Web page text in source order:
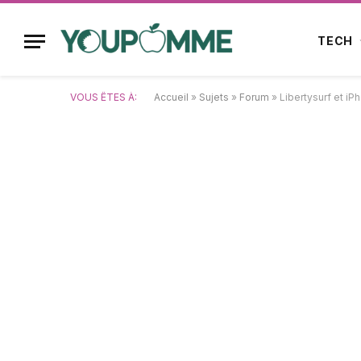
TECH
VOUS ÊTES À: Accueil » Sujets » Forum » Libertysurf et